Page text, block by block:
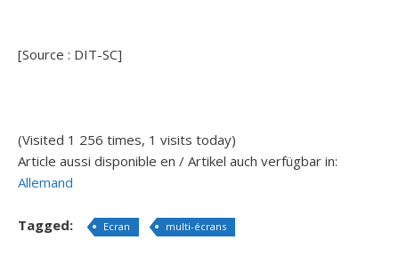
[Source : DIT-SC]
(Visited 1 256 times, 1 visits today)
Article aussi disponible en / Artikel auch verfügbar in:
Allemand
Tagged: Ecran multi-écrans